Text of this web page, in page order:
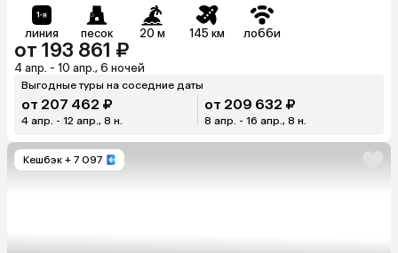
линия песок 20 м 145 км лобби
от 193 861 ₽
4 апр. - 10 апр., 6 ночей
Выгодные туры на соседние даты
от 207 462 ₽
4 апр. - 12 апр., 8 н.
от 209 632 ₽
8 апр. - 16 апр., 8 н.
Кешбэк + 7 097